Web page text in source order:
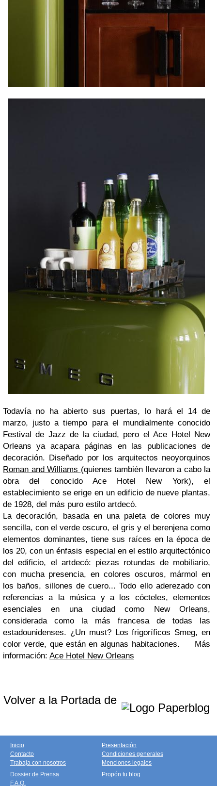
Todavía no ha abierto sus puertas, lo hará el 14 de
marzo, justo a tiempo para el mundialmente conocido
Festival de Jazz de la ciudad, pero el Ace Hotel New
Orleans ya acapara páginas en las publicaciones de
decoración. Diseñado por los arquitectos neoyorquinos
Roman and Williams (quienes también llevaron a cabo la
obra del conocido Ace Hotel New York), el
establecimiento se erige en un edificio de nueve plantas,
de 1928, del más puro estilo artdecó.
La decoración, basada en una paleta de colores muy
sencilla, con el verde oscuro, el gris y el berenjena como
elementos dominantes, tiene sus raíces en la época de
los 20, con un énfasis especial en el estilo arquitectónico
del edificio, el artdecó: piezas rotundas de mobiliario,
con mucha presencia, en colores oscuros, mármol en
los baños, sillones de cuero... Todo ello aderezado con
referencias a la música y a los cócteles, elementos
esenciales en una ciudad como New Orleans,
considerada como la más francesa de todas las
estadounidenses. ¿Un must? Los frigoríficos Smeg, en
color verde, que están en algunas habitaciones.
Más
información: Ace Hotel New Orleans
Volver a la Portada de
Inicio
Contacto
Trabaja con nosotros
Presentación
Condiciones generales
Menciones legales
Dossier de Prensa
F.A.Q.
Propón tu blog